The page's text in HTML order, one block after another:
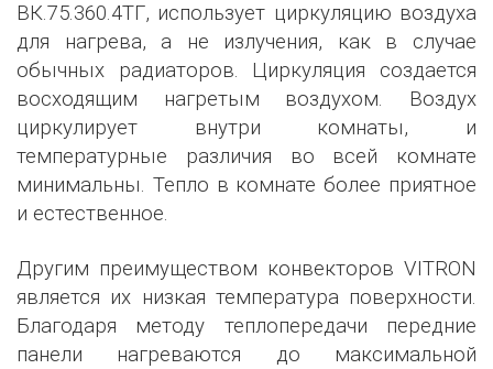
ВК.75.360.4ТГ, использует циркуляцию воздуха
для нагрева, а не излучения, как в случае
обычных радиаторов. Циркуляция создается
восходящим нагретым воздухом. Воздух
циркулирует внутри комнаты, и
температурные различия во всей комнате
минимальны. Тепло в комнате более приятное
и естественное.
Другим преимуществом конвекторов VITRON
является их низкая температура поверхности.
Благодаря методу теплопередачи передние
панели нагреваются до максимальной